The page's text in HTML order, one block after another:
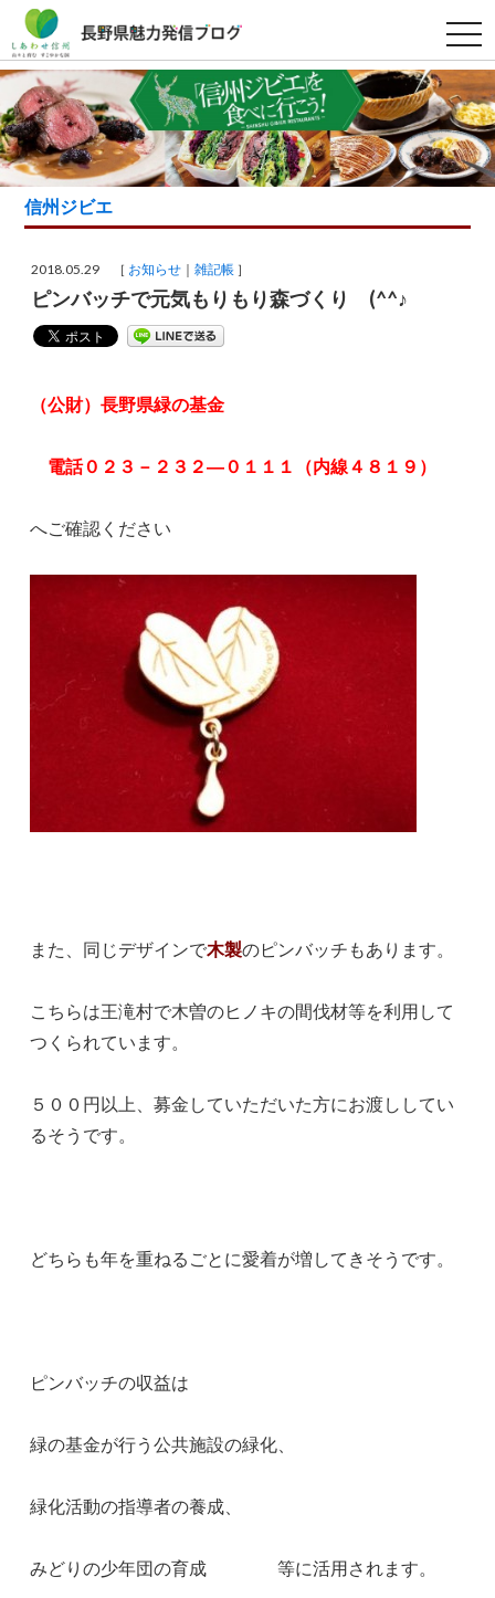
t
o
g
g
l
e
n
a
v
i
t
信州ジビエ
2018.05.29 ［ お知らせ 雑記帳 ］
ピンバッチで元気もりもり森づくり (^^♪
（公財）長野県緑の基金
電話０２３－２３２―０１１１（内線４８１９）
へご確認ください
また、同じデザインで木製のピンバッチもあります。
こちらは王滝村で木曽のヒノキの間伐材等を利用して
つくられています。
５００円以上、募金していただいた方にお渡ししてい
るそうです。
どちらも年を重ねるごとに愛着が増してきそうです。
ピンバッチの収益は
緑の基金が行う公共施設の緑化、
緑化活動の指導者の養成、
みどりの少年団の育成 等に活用されます。